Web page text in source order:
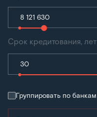
Срок кредитования, лет
Группировать по банкам